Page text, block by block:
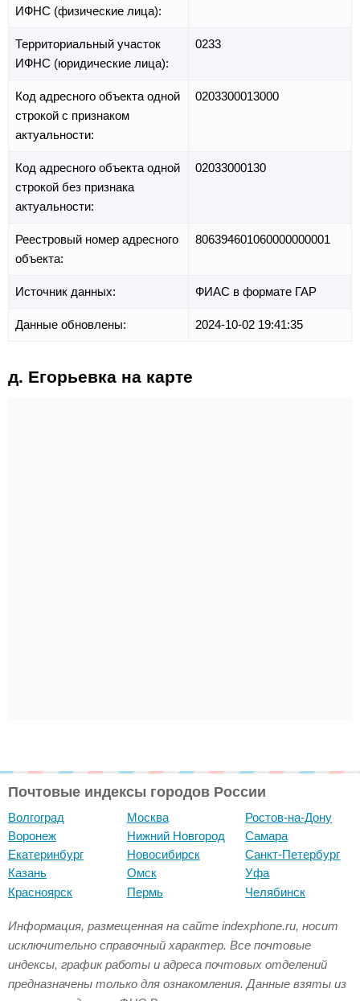
ИФНС (физические лица):
Территориальный участок
ИФНС (юридические лица):
0233
Код адресного объекта одной
строкой с признаком
актуальности:
0203300013000
Код адресного объекта одной
строкой без признака
актуальности:
02033000130
Реестровый номер адресного
объекта:
806394601060000000001
Источник данных: ФИАС в формате ГАР
Данные обновлены: 2024-10-02 19:41:35
д. Егорьевка на карте
Почтовые индексы городов России
Волгоград
Воронеж
Екатеринбург
Казань
Красноярск
Москва
Нижний Новгород
Новосибирск
Омск
Пермь
Ростов-на-Дону
Самара
Санкт-Петербург
Уфа
Челябинск
Информация, размещенная на сайте indexphone.ru, носит
исключительно справочный характер. Все почтовые
индексы, график работы и адреса почтовых отделений
предназначены только для ознакомления. Данные взяты из